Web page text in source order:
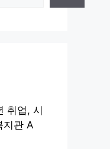
취업, 시
지관 A